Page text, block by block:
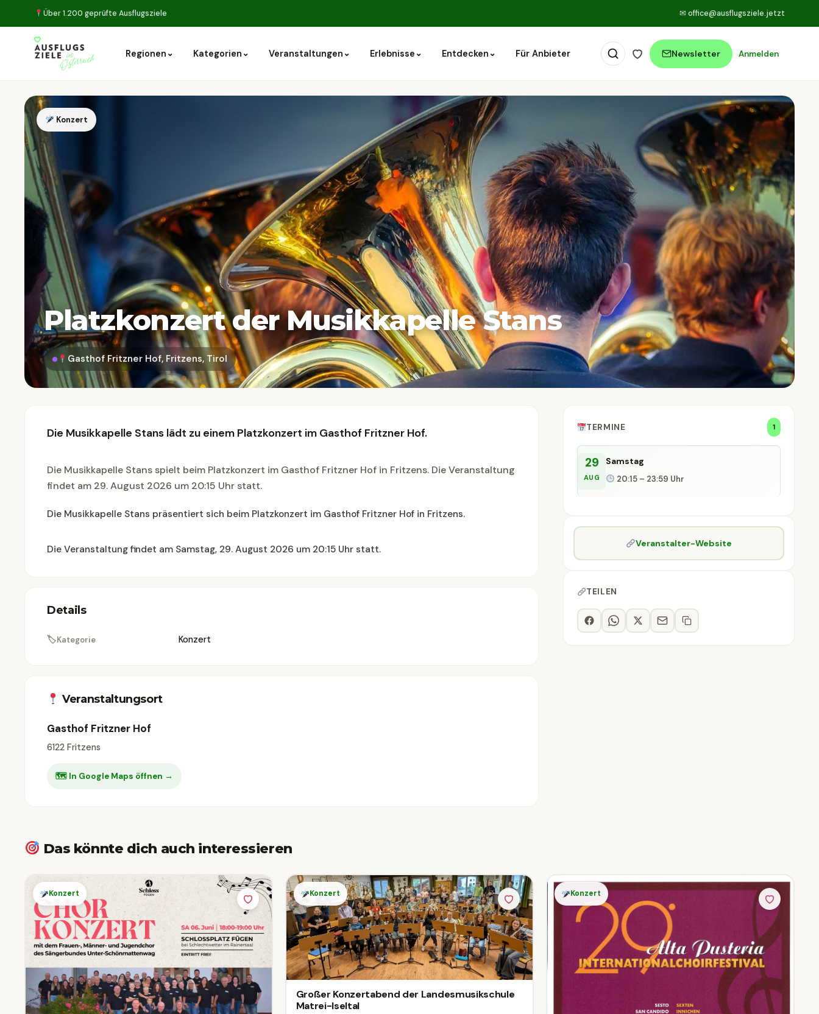
Über 1.200 geprüfte Ausflugsziele ✉ office@ausflugsziele.jetzt
Regionen ⌄ Kategorien ⌄ Veranstaltungen ⌄ Erlebnisse ⌄ Entdecken ⌄ Für Anbieter Newsletter Anmelden
Konzert
Platzkonzert der Musikkapelle Stans
Gasthof Fritzner Hof, Fritzens, Tirol
Die Musikkapelle Stans lädt zu einem Platzkonzert im Gasthof Fritzner Hof.
Die Musikkapelle Stans spielt beim Platzkonzert im Gasthof Fritzner Hof in Fritzens. Die Veranstaltung
findet am 29. August 2026 um 20:15 Uhr statt.
Die Musikkapelle Stans präsentiert sich beim Platzkonzert im Gasthof Fritzner Hof in Fritzens.
Die Veranstaltung findet am Samstag, 29. August 2026 um 20:15 Uhr statt.
Details
🏷Kategorie Konzert
Veranstaltungsort
Gasthof Fritzner Hof
6122 Fritzens
🗺 In Google Maps öffnen →
TERMINE 1
29
AUG
Samstag
20:15 – 23:59 Uhr
Veranstalter-Website
TEILEN
Das könnte dich auch interessieren
Konzert Konzert
Großer Konzertabend der Landesmusikschule
Matrei-Iseltal
Konzert